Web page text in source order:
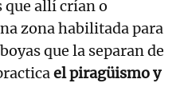
que allí crían o
zona habilitada para
que la separan de
el piragüismo y